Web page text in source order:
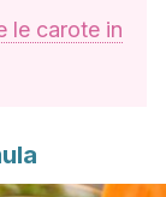
le carote in